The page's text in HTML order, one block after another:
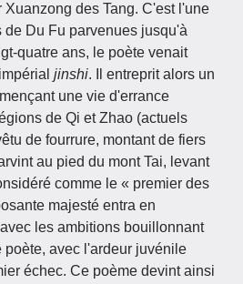
Xuanzong des Tang. C'est l'une
Du Fu parvenues jusqu'à
quatre ans, le poète venait
jinshi. Il entreprit alors un
une vie d'errance
de Qi et Zhao (actuels
de fourrure, montant de fiers
au pied du mont Tai, levant
comme le « premier des
majesté entra en
les ambitions bouillonnant
avec l'ardeur juvénile
échec. Ce poème devint ainsi